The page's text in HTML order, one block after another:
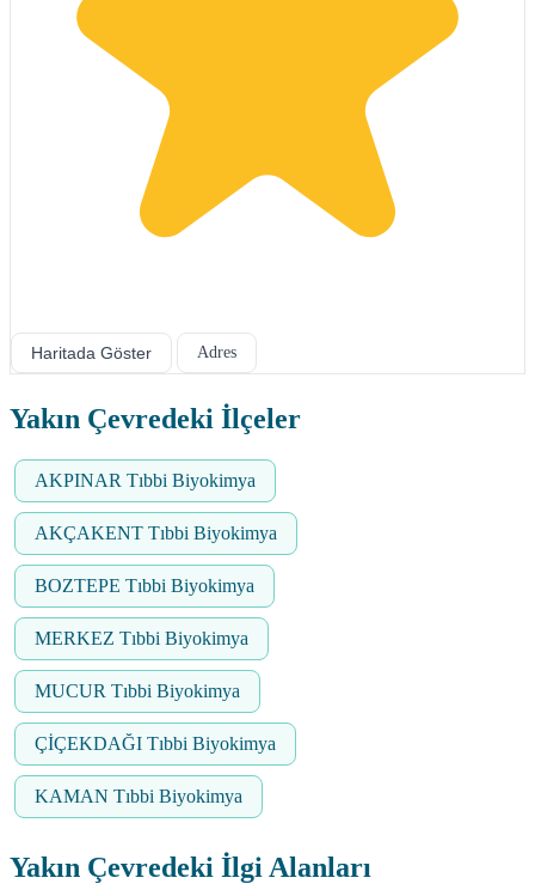
Haritada Göster Adres
Yakın Çevredeki İlçeler
AKPINAR Tıbbi Biyokimya
AKÇAKENT Tıbbi Biyokimya
BOZTEPE Tıbbi Biyokimya
MERKEZ Tıbbi Biyokimya
MUCUR Tıbbi Biyokimya
ÇİÇEKDAĞI Tıbbi Biyokimya
KAMAN Tıbbi Biyokimya
Yakın Çevredeki İlgi Alanları